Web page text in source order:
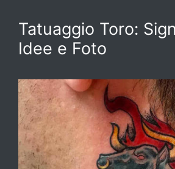
Tatuaggio Toro:
Idee e Foto